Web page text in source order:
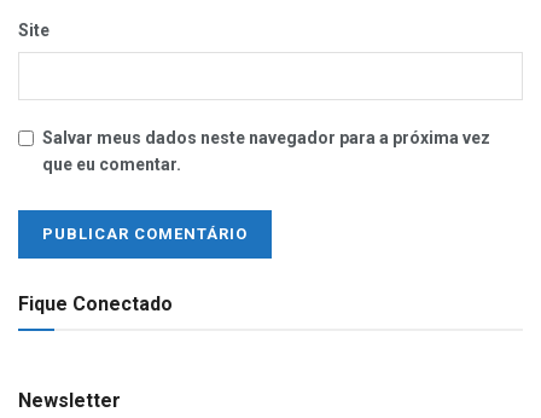
Site
Salvar meus dados neste navegador para a próxima vez
que eu comentar.
Fique Conectado
Newsletter